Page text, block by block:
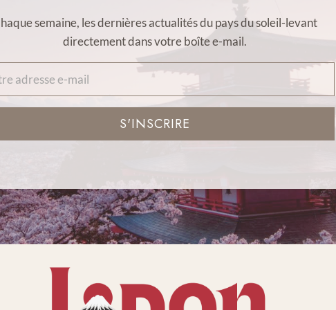
semaine, les dernières actualités du pays du soleil-levant
directement dans votre boîte e-mail.
S'INSCRIRE